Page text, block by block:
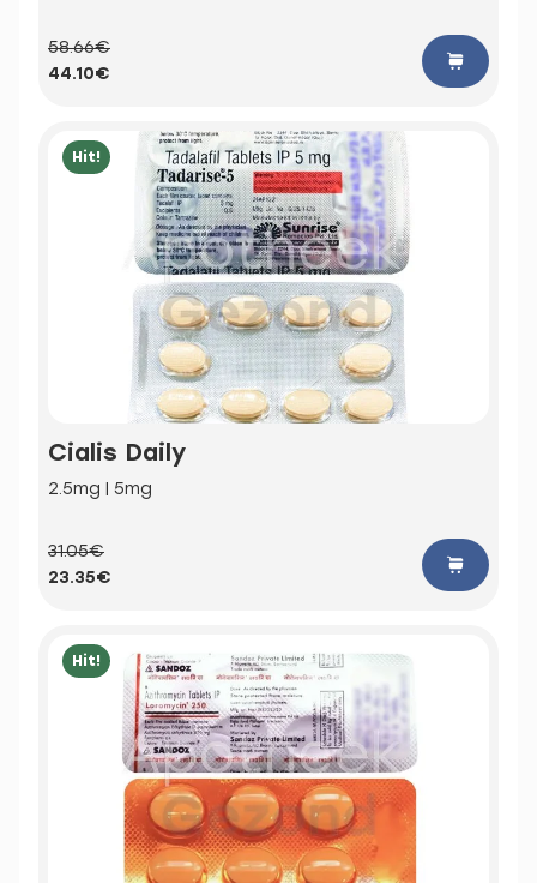
58.66€
44.10€
Hit!
Cialis Daily
2.5mg | 5mg
31.05€
23.35€
Hit!